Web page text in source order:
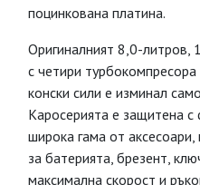
поцинкована платина.
Оригиналният 8,0-литров,
с четири
конски сили е изминал
Каросерията е защитена
широка гама от
за батерията, брезент,
максимална скорост и